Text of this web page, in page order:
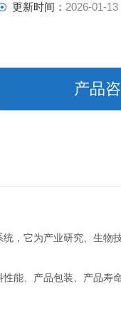
更新时间： 2026-01-13
产品
它为产业研究、生物
能、产品包装、产品寿命